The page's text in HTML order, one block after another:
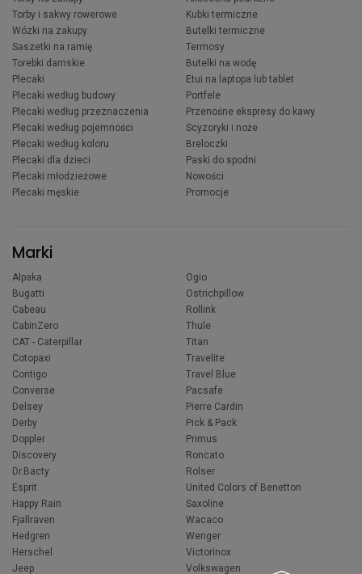
Torby i sakwy rowerowe
Wózki na zakupy
Saszetki na ramię
Torebki damskie
Plecaki
Plecaki według budowy
Plecaki według przeznaczenia
Plecaki według pojemności
Plecaki według koloru
Plecaki dla dzieci
Plecaki młodzieżowe
Plecaki męskie
Kubki termiczne
Butelki termiczne
Termosy
Butelki na wodę
Etui na laptopa lub tablet
Portfele
Przenośne ekspresy do kawy
Scyzoryki i noże
Breloczki
Paski do spodni
Nowości
Promocje
Marki
Alpaka
Bugatti
Cabeau
CabinZero
CAT - Caterpillar
Cotopaxi
Contigo
Converse
Delsey
Derby
Doppler
Discovery
Dr.Bacty
Esprit
Happy Rain
Fjallraven
Hedgren
Herschel
Jeep
Ogio
Ostrichpillow
Rollink
Thule
Titan
Travelite
Travel Blue
Pacsafe
Pierre Cardin
Pick & Pack
Primus
Roncato
Rolser
United Colors of Benetton
Saxoline
Wacaco
Wenger
Victorinox
Volkswagen